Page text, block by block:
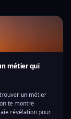
métier qui
un métier
te montre
révélation pour